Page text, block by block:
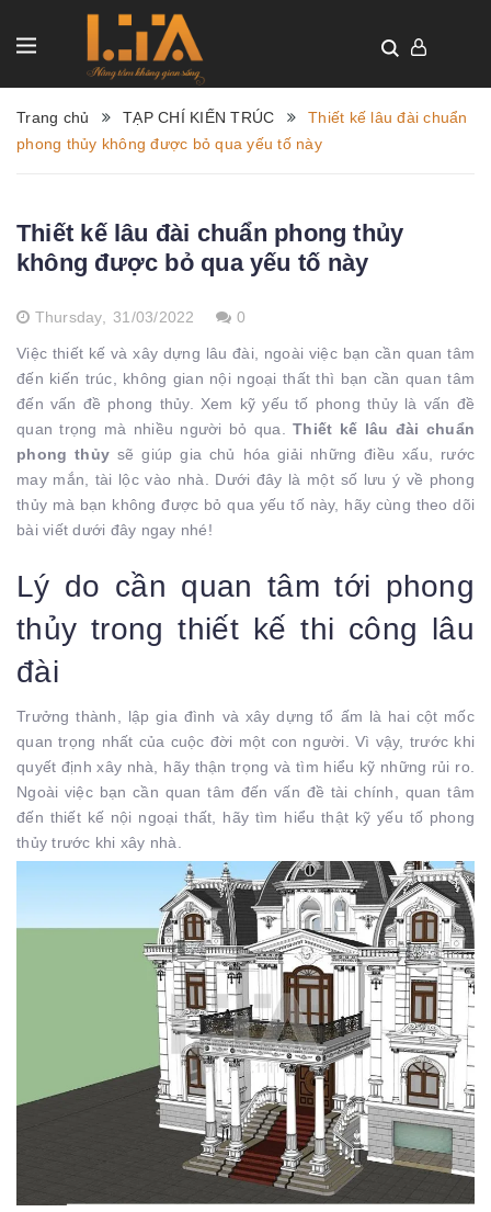
Trang chủ TẠP CHÍ KIẾN TRÚC
Thiết kế lâu đài chuẩn
phong thủy không được bỏ qua yếu tố này
Thiết kế lâu đài chuẩn phong thủy
không được bỏ qua yếu tố này
Thursday, 31/03/2022 0
Việc thiết kế và xây dựng lâu đài, ngoài việc bạn cần quan tâm
đến kiến ​​trúc, không gian nội ngoại thất thì bạn cần quan tâm
đến vấn đề phong thủy. Xem kỹ yếu tố phong thủy là vấn đề
quan trọng mà nhiều người bỏ qua.Thiết kế lâu đài chuẩn
phong thủy sẽ giúp gia chủ hóa giải những điều xấu, rước
may mắn, tài lộc vào nhà. Dưới đây là một số lưu ý về phong
thủy mà bạn không được bỏ qua yếu tố này, hãy cùng theo dõi
bài viết dưới đây ngay nhé!
Lý do cần quan tâm tới phong
thủy trong thiết kế thi công lâu
đài
Trưởng thành, lập gia đình và xây dựng tổ ấm là hai cột mốc
quan trọng nhất của cuộc đời một con người. Vì vậy, trước khi
quyết định xây nhà, hãy thận trọng và tìm hiểu kỹ những rủi ro.
Ngoài việc bạn cần quan tâm đến vấn đề tài chính, quan tâm
đến thiết kế nội ngoại thất, hãy tìm hiểu thật kỹ yếu tố phong
thủy trước khi xây nhà.